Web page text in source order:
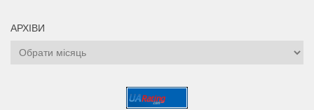
АРХІВИ
Архіви